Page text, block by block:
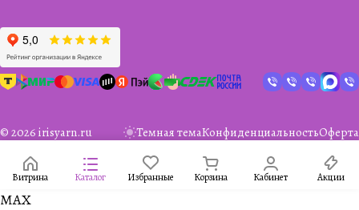
© 2026 irisyarn.ru Темная темаКонфиденциальностьОферта
Витрина Каталог Избранные Корзина Кабинет Акции
MAX